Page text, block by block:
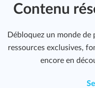
Contenu
Débloquez un monde
ressources exclusives,
encore en